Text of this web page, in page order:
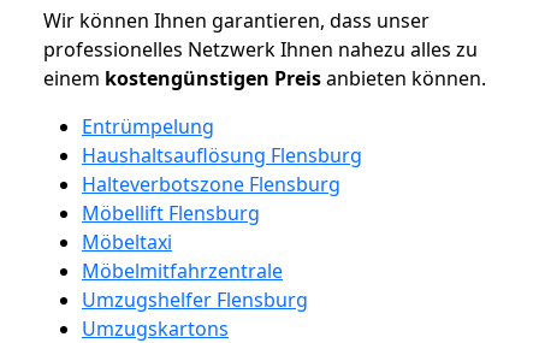
Wir können Ihnen garantieren, dass unser
professionelles Netzwerk Ihnen nahezu alles zu
einem kostengünstigen Preisanbieten können.
Entrümpelung
Haushaltsauflösung Flensburg
Halteverbotszone Flensburg
Möbellift Flensburg
Möbeltaxi
Möbelmitfahrzentrale
Umzugshelfer Flensburg
Umzugskartons